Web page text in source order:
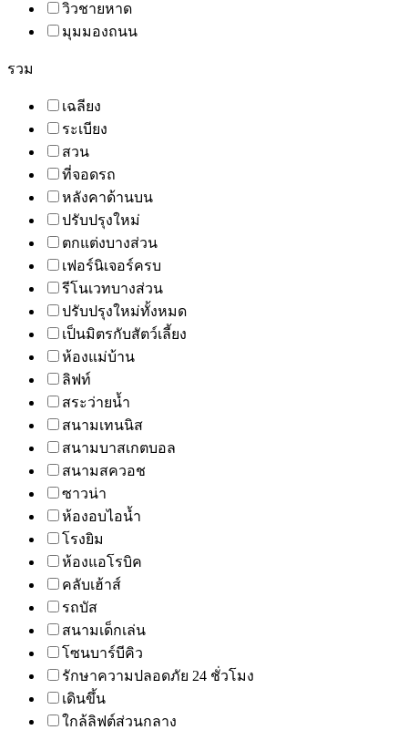
วิวชายหาด
มุมมองถนน
รวม
เฉลียง
ระเบียง
สวน
ที่จอดรถ
หลังคาด้านบน
ปรับปรุงใหม่
ตกแต่งบางส่วน
เฟอร์นิเจอร์ครบ
รีโนเวทบางส่วน
ปรับปรุงใหม่ทั้งหมด
เป็นมิตรกับสัตว์เลี้ยง
ห้องแม่บ้าน
ลิฟท์
สระว่ายน้ำ
สนามเทนนิส
สนามบาสเกตบอล
สนามสควอช
ซาวน่า
ห้องอบไอน้ำ
โรงยิม
ห้องแอโรบิค
คลับเฮ้าส์
รถบัส
สนามเด็กเล่น
โซนบาร์บีคิว
รักษาความปลอดภัย 24 ชั่วโมง
เดินขึ้น
ใกล้ลิฟต์ส่วนกลาง